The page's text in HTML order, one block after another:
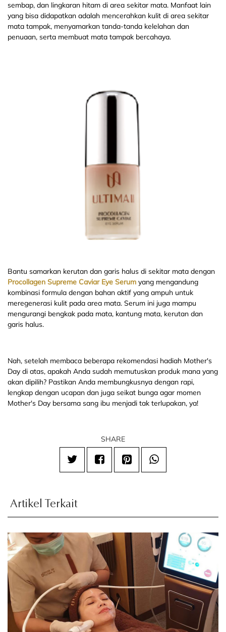
sembap, dan lingkaran hitam di area sekitar mata. Manfaat lain
yang bisa didapatkan adalah mencerahkan kulit di area sekitar
mata tampak, menyamarkan tanda-tanda kelelahan dan
penuaan, serta membuat mata tampak bercahaya.
Bantu samarkan kerutan dan garis halus di sekitar mata dengan
Procollagen Supreme Caviar Eye Serum yang mengandung
kombinasi formula dengan bahan aktif yang ampuh untuk
meregenerasi kulit pada area mata. Serum ini juga mampu
mengurangi bengkak pada mata, kantung mata, kerutan dan
garis halus.
Nah, setelah membaca beberapa rekomendasi hadiah Mother's
Day di atas, apakah Anda sudah memutuskan produk mana yang
akan dipilih? Pastikan Anda membungkusnya dengan rapi,
lengkap dengan ucapan dan juga seikat bunga agar momen
Mother's Day bersama sang ibu menjadi tak terlupakan, ya!
SHARE
Artikel Terkait